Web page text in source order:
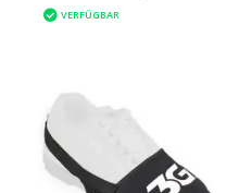
VERFÜGBAR